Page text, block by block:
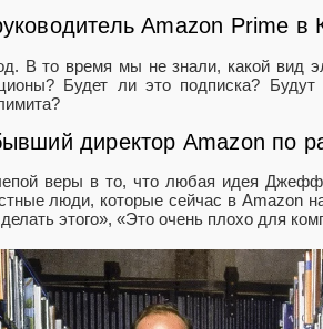
Amazon Prime в
В то время мы не знали, какой вид
Будет ли это подписка?
директор Amazon по
веры в то, что любая идея
люди, которые сейчас в Amazon
этого», «Это очень плохо для